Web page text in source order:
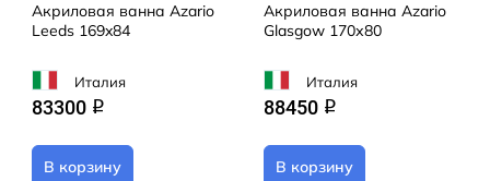
Акриловая ванна Azario
Leeds 169x84
Италия
83300 q
В корзину
Акриловая ванна Azario
Glasgow 170х80
Италия
88450 q
В корзину